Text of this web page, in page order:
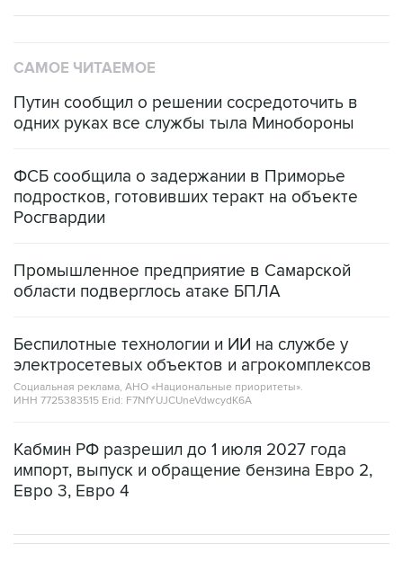
САМОЕ ЧИТАЕМОЕ
Путин сообщил о решении сосредоточить в
одних руках все службы тыла Минобороны
ФСБ сообщила о задержании в Приморье
подростков, готовивших теракт на объекте
Росгвардии
Промышленное предприятие в Самарской
области подверглось атаке БПЛА
Беспилотные технологии и ИИ на службе у
электросетевых объектов и агрокомплексов
Социальная реклама, АНО «Национальные приоритеты».
ИНН 7725383515 Erid: F7NfYUJCUneVdwcydK6A
Кабмин РФ разрешил до 1 июля 2027 года
импорт, выпуск и обращение бензина Евро 2,
Евро 3, Евро 4